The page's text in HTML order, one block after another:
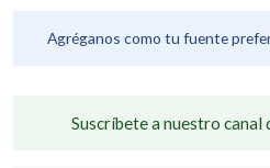
Agréganos como tu fuente
Suscríbete a nuestro canal